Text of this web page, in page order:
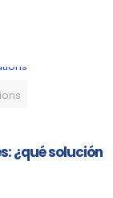
¿qué solución